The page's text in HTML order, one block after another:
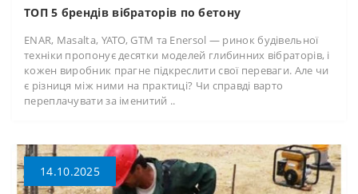
ТОП 5 брендів вібраторів по бетону
ENAR, Masalta, YATO, GTM та Enersol — ринок будівельної
техніки пропонує десятки моделей глибинних вібраторів, і
кожен виробник прагне підкреслити свої переваги. Але чи
є різниця між ними на практиці? Чи справді варто
переплачувати за іменитий ..
14.10.2025